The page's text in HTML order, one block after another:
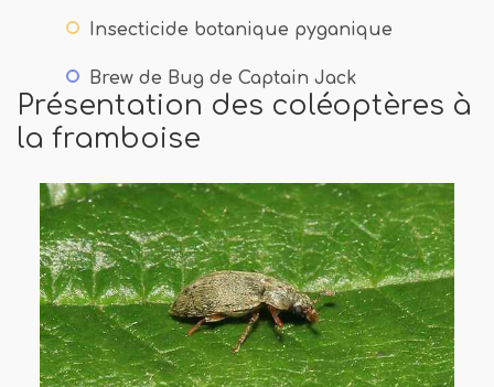
Insecticide botanique pyganique
Brew de Bug de Captain Jack
Présentation des coléoptères à
la framboise